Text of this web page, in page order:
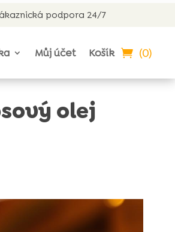
podpora 24/7
Můj účet Košík (0)
olej